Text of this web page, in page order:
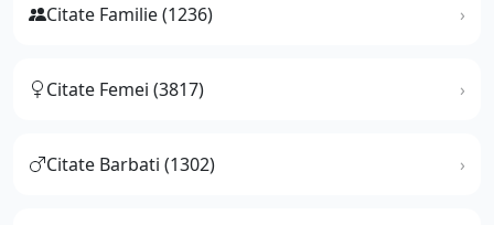
Citate Familie (1236)
Citate Femei (3817)
Citate Barbati (1302)